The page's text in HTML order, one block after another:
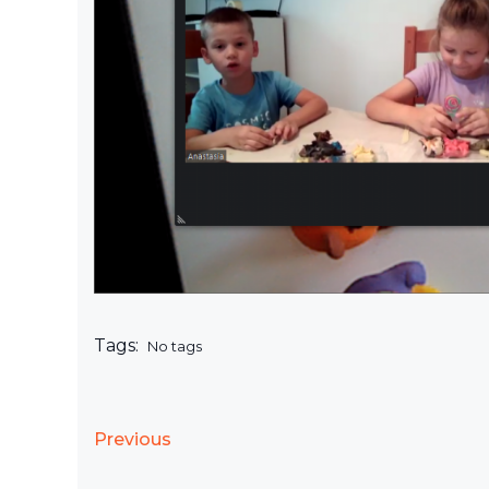
Tags: No tags
Previous